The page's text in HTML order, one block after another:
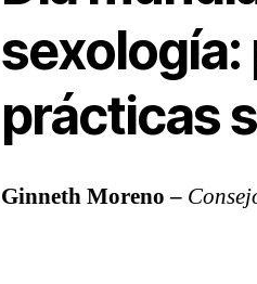
prácticas
Ginneth Moreno –